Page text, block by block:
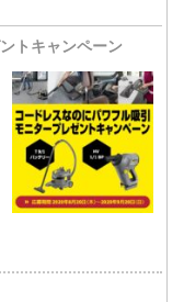
トキャンペーン